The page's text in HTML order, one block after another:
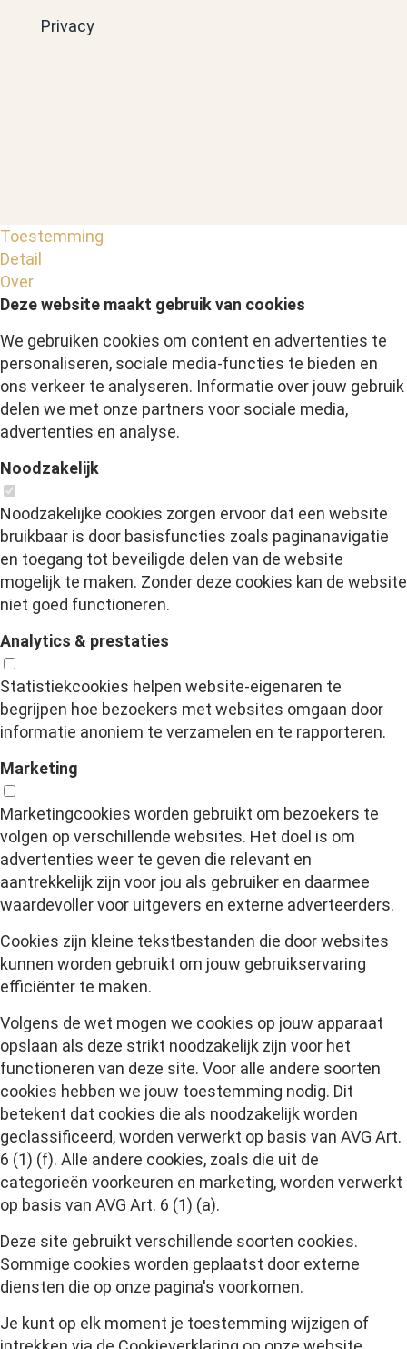
Privacy
Toestemming
Detail
Over
Deze website maakt gebruik van cookies
We gebruiken cookies om content en advertenties te
personaliseren, sociale media-functies te bieden en
ons verkeer te analyseren. Informatie over jouw gebruik
delen we met onze partners voor sociale media,
advertenties en analyse.
Noodzakelijk
Noodzakelijke cookies zorgen ervoor dat een website
bruikbaar is door basisfuncties zoals paginanavigatie
en toegang tot beveiligde delen van de website
mogelijk te maken. Zonder deze cookies kan de website
niet goed functioneren.
Analytics & prestaties
Statistiekcookies helpen website-eigenaren te
begrijpen hoe bezoekers met websites omgaan door
informatie anoniem te verzamelen en te rapporteren.
Marketing
Marketingcookies worden gebruikt om bezoekers te
volgen op verschillende websites. Het doel is om
advertenties weer te geven die relevant en
aantrekkelijk zijn voor jou als gebruiker en daarmee
waardevoller voor uitgevers en externe adverteerders.
Cookies zijn kleine tekstbestanden die door websites
kunnen worden gebruikt om jouw gebruikservaring
efficiënter te maken.
Volgens de wet mogen we cookies op jouw apparaat
opslaan als deze strikt noodzakelijk zijn voor het
functioneren van deze site. Voor alle andere soorten
cookies hebben we jouw toestemming nodig. Dit
betekent dat cookies die als noodzakelijk worden
geclassificeerd, worden verwerkt op basis van AVG Art.
6 (1) (f). Alle andere cookies, zoals die uit de
categorieën voorkeuren en marketing, worden verwerkt
op basis van AVG Art. 6 (1) (a).
Deze site gebruikt verschillende soorten cookies.
Sommige cookies worden geplaatst door externe
diensten die op onze pagina's voorkomen.
Je kunt op elk moment je toestemming wijzigen of